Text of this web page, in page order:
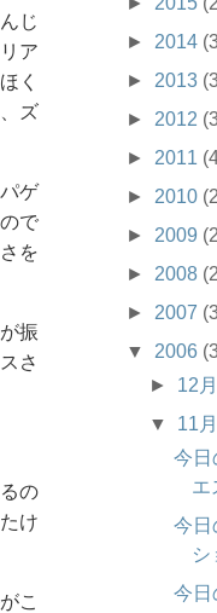
じ
ア
く
ズ
ゲ
で
を
振
さ
の
け
こ
► 2014
► 2013
► 2012
► 2011
► 2010
► 2009
► 2008
► 2007
▼ 2006
► 12月
▼ 11月
今日
エ
今日
シ
今日